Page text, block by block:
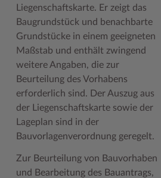
Geodatenportale (Kreiskarte)
Kfz-Zulassung
Lebenslagen
Leistungen
Lexikon
Wo Sie uns finden
Fotoarchiv
Hitzeschutz
Kreistag Sitzungskalender
Lokales Wetter
Newsletter
Social Media
Kreispräsident
Kreistag und Ausschüsse
Kreisverwaltung
Landrat
Sonderbereiche
Städte und Gemeinden
Offene Stellen
Praktika und FSJ
Weiterbildung beim Kreis Stormarn
Wen wir suchen
Klimaschutz beim Kreis Stormarn
Projekt e-Gewerbe
Stormarner Bündnis für bezahlbares
Wirtschafts- und Aufbaugesellschaft
Zahlen, Daten, Fakten
Kulturelle Einrichtungen
Museen
Radwandern
Storchenhorste
Lieblingsplätze in der Metropolregion
Tourismus
Liegenschaftskarte. Er zeigt das
Baugrundstück und benachbarte
Grundstücke in einem geeigneten
Maßstab und enthält zwingend
weitere Angaben, die zur
Beurteilung des Vorhabens
erforderlich sind. Der Auszug aus
der Liegenschaftskarte sowie der
Lageplan sind in der
Bauvorlagenverordnung geregelt.
Zur Beurteilung von Bauvorhaben
und Bearbeitung des Bauantrags,